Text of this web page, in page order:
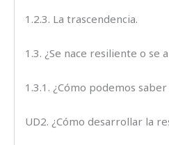
1.2.3. La trascendencia.
1.3. ¿Se nace resiliente o se
1.3.1. ¿Cómo podemos
UD2. ¿Cómo desarrollar la